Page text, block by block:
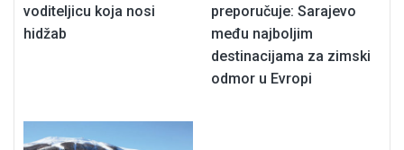
voditeljicu koja nosi
hidžab
preporučuje: Sarajevo
među najboljim
destinacijama za zimski
odmor u Evropi